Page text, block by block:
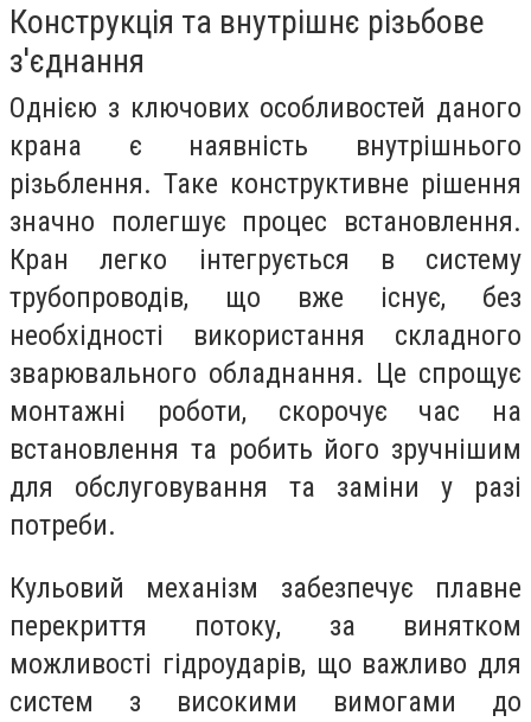
Конструкція та внутрішнє різьбове
з'єднання
Однією з ключових особливостей даного
крана є наявність внутрішнього
різьблення. Таке конструктивне рішення
значно полегшує процес встановлення.
Кран легко інтегрується в систему
трубопроводів, що вже існує, без
необхідності використання складного
зварювального обладнання. Це спрощує
монтажні роботи, скорочує час на
встановлення та робить його зручнішим
для обслуговування та заміни у разі
потреби.
Кульовий механізм забезпечує плавне
перекриття потоку, за винятком
можливості гідроударів, що важливо для
систем з високими вимогами до